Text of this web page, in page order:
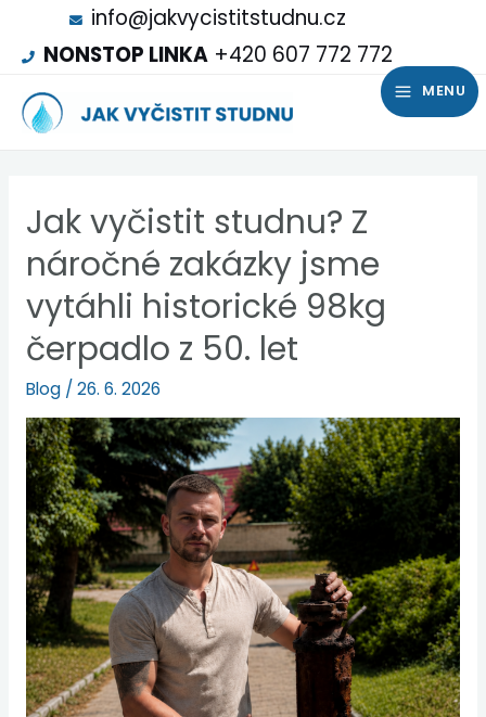
info@jakvycistitstudnu.cz
NONSTOP LINKA +420 607 772 772
MENU
Jak vyčistit studnu? Z
náročné zakázky jsme
vytáhli historické 98kg
čerpadlo z 50. let
Blog/26. 6. 2026